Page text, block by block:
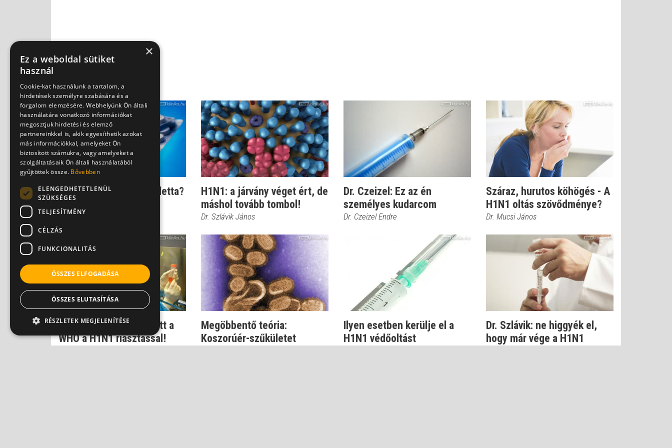
H1N1: oltás helyett tabletta?
H1N1: a járvány véget ért, de
máshol tovább tombol!
Dr. Szlávik János
Dr. Czeizel: Ez az én
személyes kudarcom
Dr. Czeizel Endre
Száraz, hurutos köhögés - A
H1N1 oltás szövődménye?
Dr. Mucsi János
Dr. Szlávik: Nem hibázott a
WHO a H1N1 riasztással!
Megöbbentő teória:
Koszorúér-szűkületet
Ilyen esetben kerülje el a
H1N1 védőoltást
Dr. Szlávik: ne higgyék el,
hogy már vége a H1N1
×
Ez a weboldal sütiket
használ
Cookie-kat használunk a tartalom, a
hirdetések személyre szabására és a
forgalom elemzésére. Webhelyünk Ön általi
használatára vonatkozó információkat
megosztjuk hirdetési és elemző
partnereinkkel is, akik egyesíthetik azokat
más információkkal, amelyeket Ön
biztosított számukra, vagy amelyeket a
szolgáltatásaik Ön általi használatából
gyűjtöttek össze. Bővebben
ELENGEDHETETLENÜL
SZÜKSÉGES
TELJESÍTMÉNY
CÉLZÁS
FUNKCIONALITÁS
ÖSSZES ELFOGADÁSA
ÖSSZES ELUTASÍTÁSA
RÉSZLETEK MEGJELENÍTÉSE